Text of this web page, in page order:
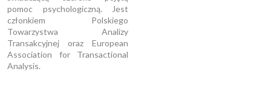
pomoc psychologiczną. Jest
członkiem Polskiego
Towarzystwa Analizy
Transakcyjnej oraz European
Association for Transactional
Analysis.